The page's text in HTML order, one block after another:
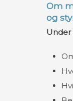
Om
​og